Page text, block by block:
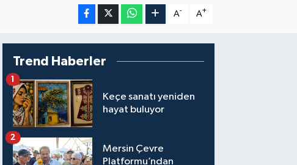
A- A+
Trend Haberler
Keçe sanatı yeniden
hayat buluyor
1
Mersin Çevre
Platformu’ndan
2